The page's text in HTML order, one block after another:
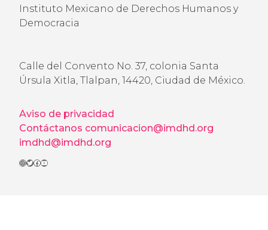
Instituto Mexicano de Derechos Humanos y
Democracia
Calle del Convento No. 37, colonia Santa
Úrsula Xitla, Tlalpan, 14420, Ciudad de México.
Aviso de privacidad
Contáctanos comunicacion@imdhd.org
imdhd@imdhd.org
Instagram
Twitter
Facebook
YouTube